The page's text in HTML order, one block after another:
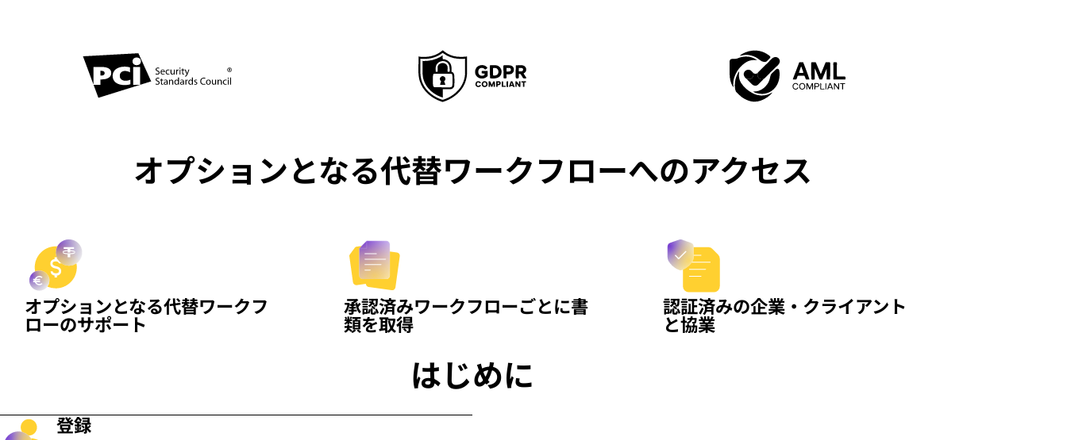
オプションとなる代替ワークフローへのアクセス
オプションとなる代替ワークフ
ローのサポート
承認済みワークフローごとに書
類を取得
認証済みの企業・クライアント
と協業
はじめに
登録